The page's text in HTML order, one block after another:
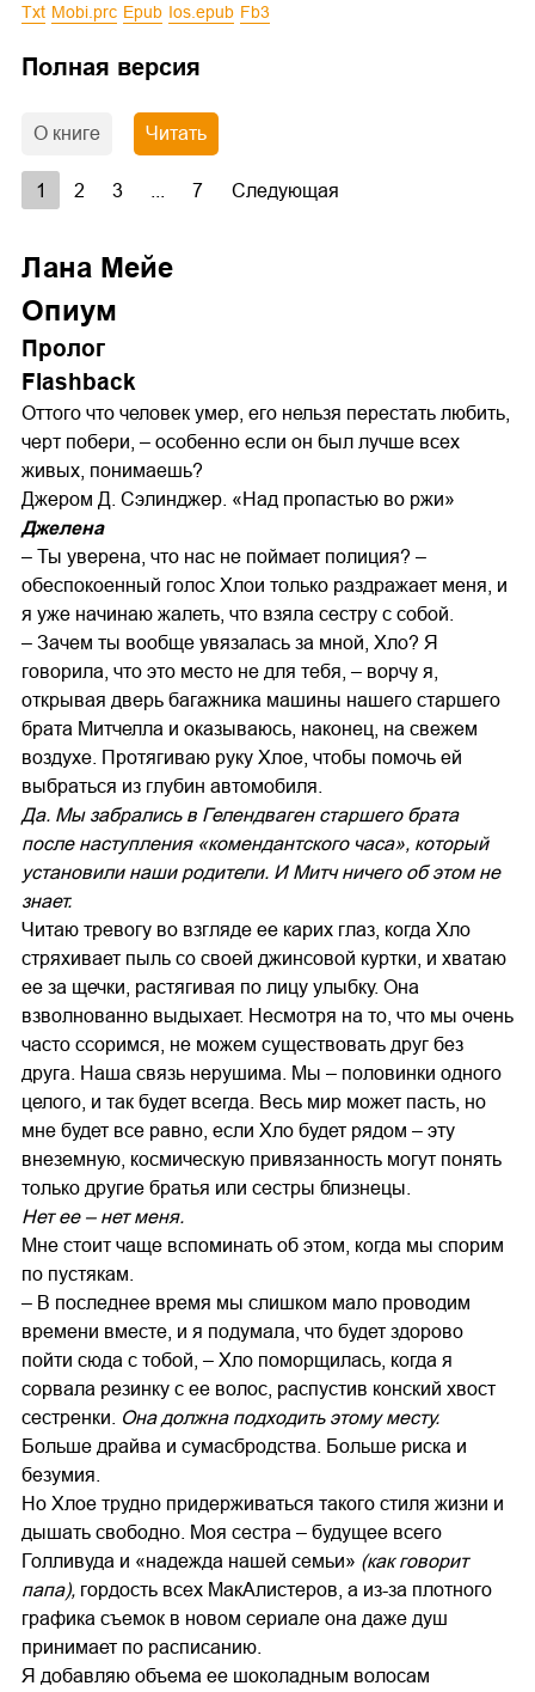
txt
mobi.prc epub ios.epub fb3
Полная версия
О книге Читать
1 2 3 7 Следующая
Лана Мейе
Опиум
Пролог
Flashback
Оттого что человек умер, его нельзя перестать любить,
черт побери, – особенно если он был лучше всех
живых, понимаешь?
Джером Д. Сэлинджер. «Над пропастью во ржи»
Джелена
– Ты уверена, что нас не поймает полиция? –
обеспокоенный голос Хлои только раздражает меня, и
я уже начинаю жалеть, что взяла сестру с собой.
– Зачем ты вообще увязалась за мной, Хло? Я
говорила, что это место не для тебя, – ворчу я,
открывая дверь багажника машины нашего старшего
брата Митчелла и оказываюсь, наконец, на свежем
воздухе. Протягиваю руку Хлое, чтобы помочь ей
выбраться из глубин автомобиля.
Да. Мы забрались в Гелендваген старшего брата
после наступления «комендантского часа», который
установили наши родители. И Митч ничего об этом не
знает.
Читаю тревогу во взгляде ее карих глаз, когда Хло
стряхивает пыль со своей джинсовой куртки, и хватаю
ее за щечки, растягивая по лицу улыбку. Она
взволнованно выдыхает. Несмотря на то, что мы очень
часто ссоримся, не можем существовать друг без
друга. Наша связь нерушима. Мы – половинки одного
целого, и так будет всегда. Весь мир может пасть, но
мне будет все равно, если Хло будет рядом – эту
внеземную, космическую привязанность могут понять
только другие братья или сестры близнецы.
Нет ее – нет меня.
Мне стоит чаще вспоминать об этом, когда мы спорим
по пустякам.
– В последнее время мы слишком мало проводим
времени вместе, и я подумала, что будет здорово
пойти сюда с тобой, – Хло поморщилась, когда я
сорвала резинку с ее волос, распустив конский хвост
сестренки.
Она должна подходить этому месту.
Больше драйва и сумасбродства. Больше риска и
безумия.
Но Хлое трудно придерживаться такого стиля жизни и
дышать свободно. Моя сестра – будущее всего
Голливуда и «надежда нашей семьи» (как говорит
папа), гордость всех МакАлистеров, а из-за плотного
графика съемок в новом сериале она даже душ
принимает по расписанию.
Я добавляю объема ее шоколадным волосам